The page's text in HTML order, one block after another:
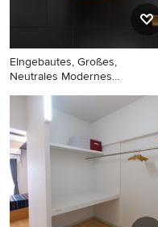
EIngebautes, Großes,
Neutrales Modernes
EIngebautes, Großes,
Neutrales Modernes
Ankleidezimmer mit
flächenbündigen
Schrankfronten, schwarzen
Schränken, Keramikboden
und grauem Boden in
Bordeaux